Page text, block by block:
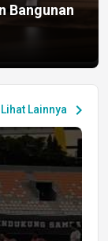
Bangunan
Lihat Lainnya chevron_right